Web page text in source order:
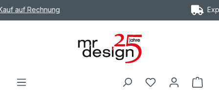
Zum Hauptinhalt springen